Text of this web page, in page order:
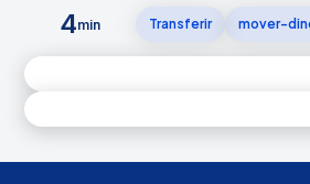
4min Transferir mover-